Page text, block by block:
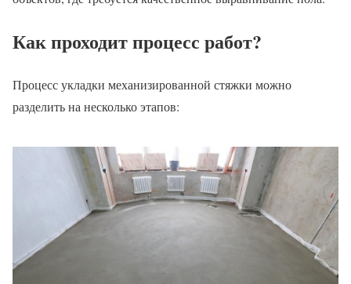
Как проходит процесс работ?
Процесс укладки механизированной стяжки можно
разделить на несколько этапов: